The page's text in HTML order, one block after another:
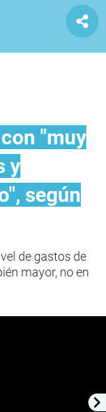
"muy
y
según
de gastos de
mayor, no en